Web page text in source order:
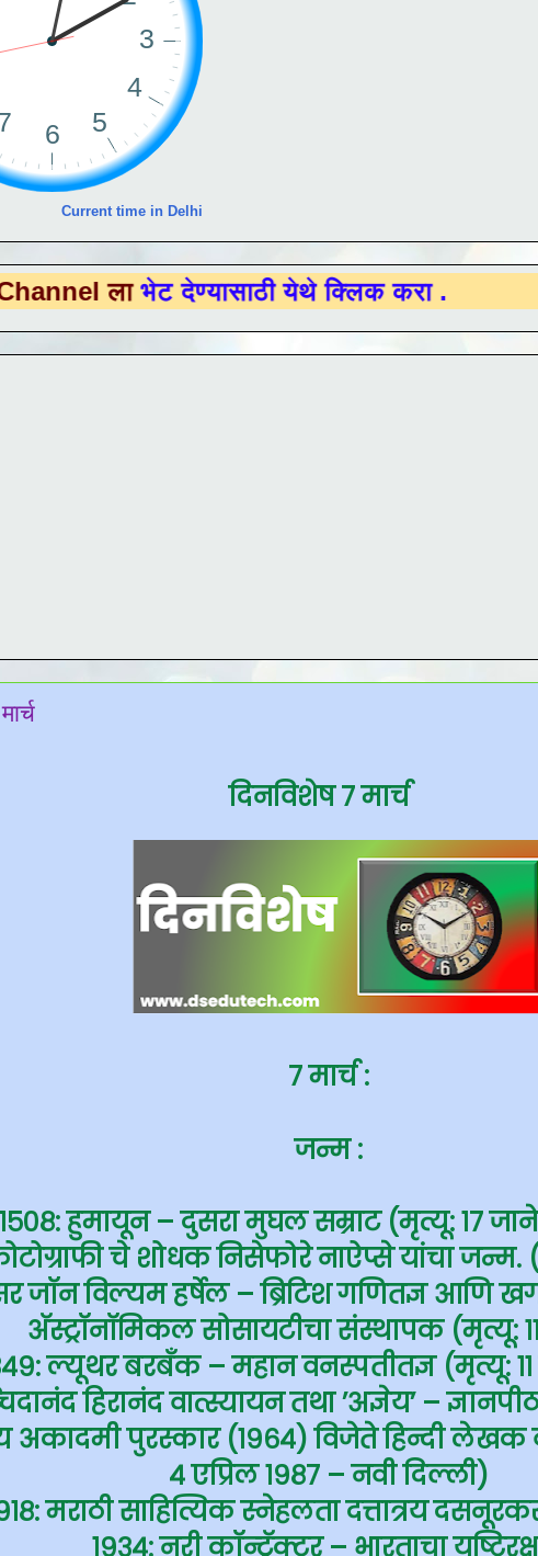
Current time in Delhi
भेट देण्यासाठी येथे क्लिक करा .
दिनविशेष ७ मार्च
७ मार्च:
जन्म :
१५०८: हुमायून – दुसरा मुघल सम्राट (मृत्यू: १७
चे शोधक निसेफोरे नाऐप्से यांचा
जॉन विल्यम हर्षेल – ब्रिटिश गणितज्ञ आणि
अ‍ॅस्ट्रॉनॉमिकल सोसायटीचा संस्थापक (मृत्यू:
ल्यूथर बरबँक – महान वनस्पतीतज्ञ (मृत्यू: ११
हिरानंद वात्स्यायन तथा ’अज्ञेय’ –
अकादमी पुरस्कार (१९६४) विजेते हिन्दी लेखक
४ एप्रिल १९८७ – नवी दिल्ली)
मराठी साहित्यिक स्नेहलता दत्तात्रय
१९३४: नरी कॉन्ट्रॅक्टर – भारताचा